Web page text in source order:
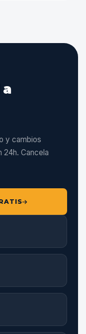
y cambios
24h. Cancela